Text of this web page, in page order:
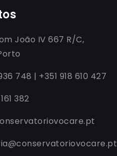
João IV 667 R/C,
748 | +351 918 610 427
382